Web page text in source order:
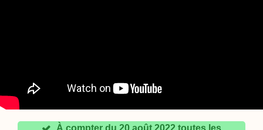
À compter du 20 août 2022 toutes les